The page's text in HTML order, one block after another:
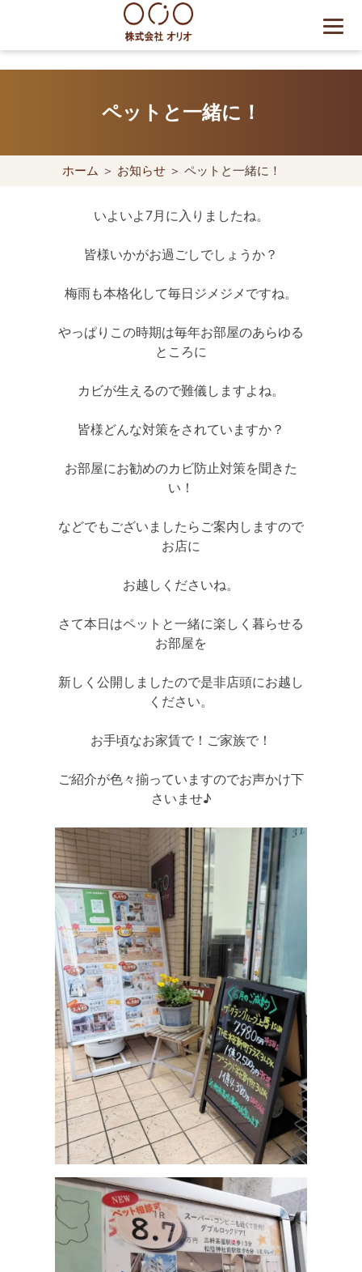
content
世田谷区の相続・空き家・借
却・買取は株式会社Orio
ペットと一緒に！
ホーム ＞ お知らせ ＞ ペットと一緒に！
いよいよ7月に入りましたね。
皆様いかがお過ごしでしょうか？
梅雨も本格化して毎日ジメジメですね。
やっぱりこの時期は毎年お部屋のあらゆる
ところに
カビが生えるので難儀しますよね。
皆様どんな対策をされていますか？
お部屋にお勧めのカビ防止対策を聞きた
い！
などでもございましたらご案内しますので
お店に
お越しくださいね。
さて本日はペットと一緒に楽しく暮らせる
お部屋を
新しく公開しましたので是非店頭にお越し
ください。
お手頃なお家賃で！ご家族で！
ご紹介が色々揃っていますのでお声かけ下
さいませ♪